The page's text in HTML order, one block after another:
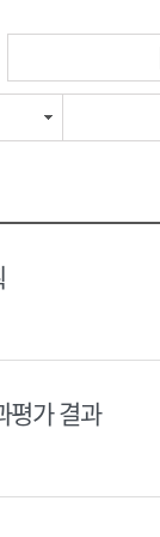
평가 결과